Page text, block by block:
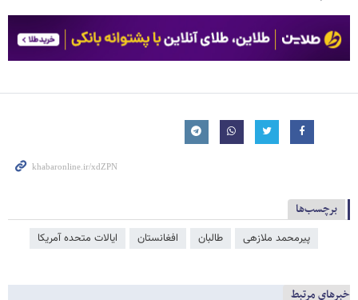
برچسب‌ها
پیرمحمد ملازهی طالبان افغانستان ایالات متحده آمریکا
خبرهای مرتبط